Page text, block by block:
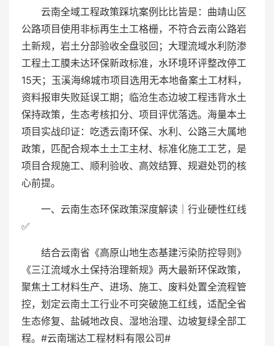
云南全域工程政策踩坑案例比比皆是：曲靖山区
公路项目使用非标再生土工格栅，不符合云南公路岩
土新规，岩土分部验收全盘驳回；大理流域水利防渗
工程土工膜未达环保新政标准，水环境环评整改停工
15天；玉溪海绵城市项目选用无本地备案土工材料，
资料报审失败延误工期；临沧生态边坡工程违背水土
保持政策，生态考核扣分、项目评优落选。海量本土
项目实战印证：吃透云南环保、水利、公路三大属地
政策，匹配合规本土土工主材、标准化施工工艺，是
项目合规施工、顺利验收、高效结算、规避处罚的核
心前提。
一、云南生态环保政策深度解读｜行业硬性红线
✅
结合云南省《高原山地生态基建污染防控导则》
《三江流域水土保持治理新规》两大最新环保政策，
聚焦土工材料生产、进场、施工、废料处置全流程管
控，划定云南土工行业不可突破施工红线，适配全省
生态修复、盐碱地改良、湿地治理、边坡复绿全部工
程。#云南瑞达工程材料有限公司#